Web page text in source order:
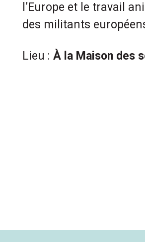
l’Europe et le travail
des militants
Lieu : À la Maison des